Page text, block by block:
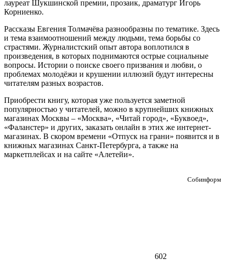
лауреат Шукшинской премии, прозаик, драматург Игорь
Корниенко.
Рассказы Евгения Толмачёва разнообразны по тематике. Здесь
и тема взаимоотношений между людьми, тема борьбы со
страстями. Журналистский опыт автора воплотился в
произведения, в которых поднимаются острые социальные
вопросы. Истории о поиске своего призвания и любви, о
проблемах молодёжи и крушении иллюзий будут интересны
читателям разных возрастов.
Приобрести книгу, которая уже пользуется заметной
популярностью у читателей, можно в крупнейших книжных
магазинах Москвы – «Москва», «Читай город», «Буквоед»,
«Фаланстер» и других, заказать онлайн в этих же интернет-
магазинах. В скором времени «Отпуск на грани» появится и в
книжных магазинах Санкт-Петербурга, а также на
маркетплейсах и на сайте «Алетейи».
Собинформ
602